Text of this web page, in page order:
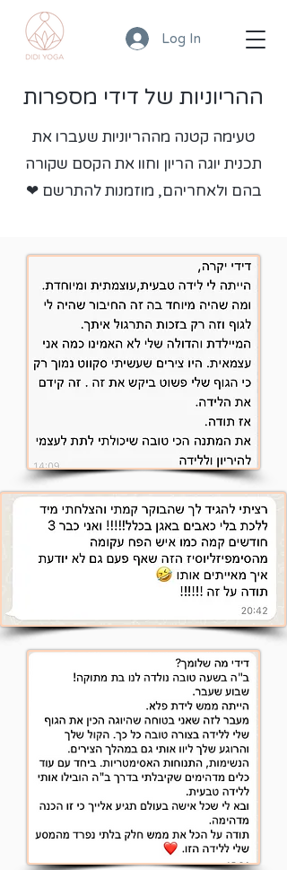
Log In
ההריוניות של דידי מספרות
טעימה קטנה מההריוניות שעברו את
תכנית יוגה הריון וחוו את הקסם שקורה
בהם ולאחריהם, מוזמנות להתרשם ❤